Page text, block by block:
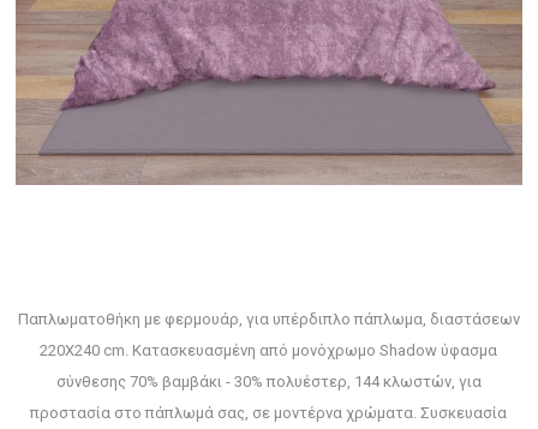
Παπλωματοθήκη με φερμουάρ, για υπέρδιπλο πάπλωμα, διαστάσεων
220X240 cm. Κατασκευασμένη από μονόχρωμο Shadow ύφασμα
σύνθεσης 70% βαμβάκι - 30% πολυέστερ, 144 κλωστών, για
προστασία στο πάπλωμά σας, σε μοντέρνα χρώματα. Συσκευασία